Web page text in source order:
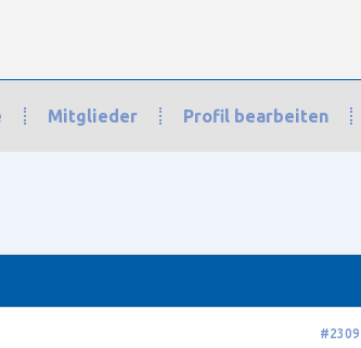
Mitglieder Profil bearbeiten
und Anliegen Infos im Profil
#2309